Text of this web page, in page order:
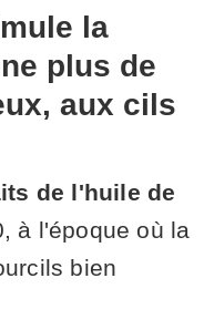
la
plus de
aux cils
de l'huile de
à l'époque où la
bien